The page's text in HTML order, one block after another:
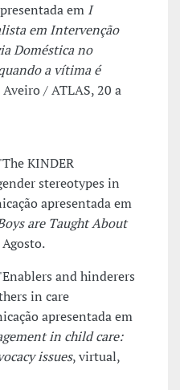
em I
em Intervenção
Doméstica no
a vítima é
/ ATLAS, 20 a
KINDER
stereotypes in
apresentada em
are Taught About
and hinderers
in care
apresentada em
in child care:
issues, virtual,